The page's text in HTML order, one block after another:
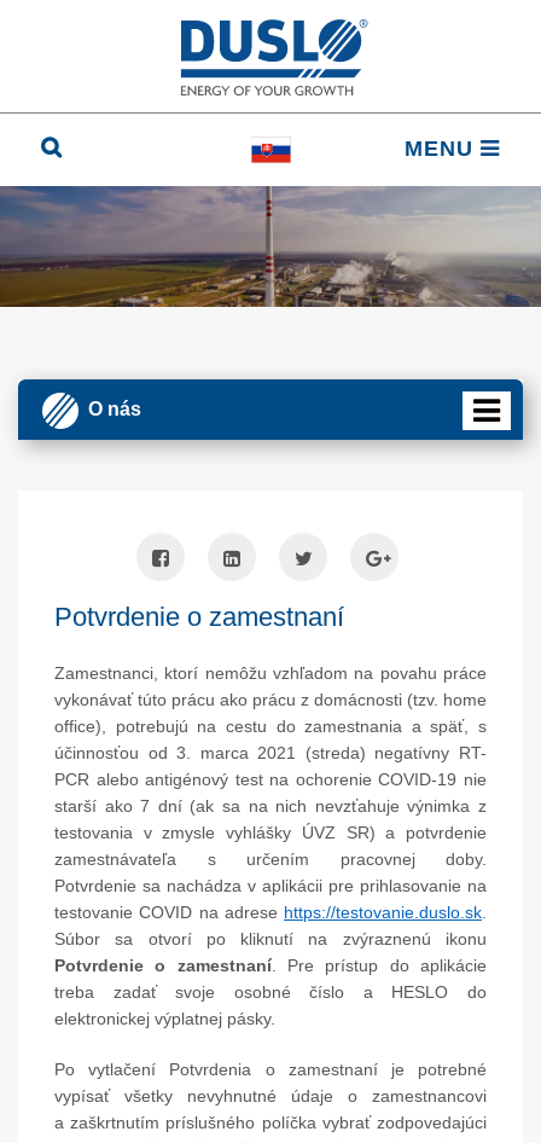
MENU
O nás
Potvrdenie o zamestnaní
Zamestnanci, ktorí nemôžu vzhľadom na povahu práce
vykonávať túto prácu ako prácu z domácnosti (tzv. home
office), potrebujú na cestu do zamestnania a späť, s
účinnosťou od 3. marca 2021 (streda) negatívny RT-
PCR alebo antigénový test na ochorenie COVID-19 nie
starší ako 7 dní (ak sa na nich nevzťahuje výnimka z
testovania v zmysle vyhlášky ÚVZ SR) a potvrdenie
zamestnávateľa s určením pracovnej doby.
Potvrdenie sa nachádza v aplikácii pre prihlasovanie na
testovanie COVID na adrese https://testovanie.duslo.sk.
Súbor sa otvorí po kliknutí na zvýraznenú ikonu
Potvrdenie o zamestnaní. Pre prístup do aplikácie
treba zadať svoje osobné číslo a HESLO do
elektronickej výplatnej pásky.
Po vytlačení Potvrdenia o zamestnaní je potrebné
vypísať všetky nevyhnutné údaje o zamestnancovi
a zaškrtnutím príslušného políčka vybrať zodpovedajúci